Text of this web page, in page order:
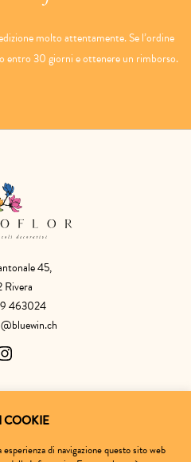
molto attentamente. Se l’ordine
entro 30 giorni e ottenere un rimborso.
45,
463024
Chi siamo
COOKIE
di navigazione questo sito web